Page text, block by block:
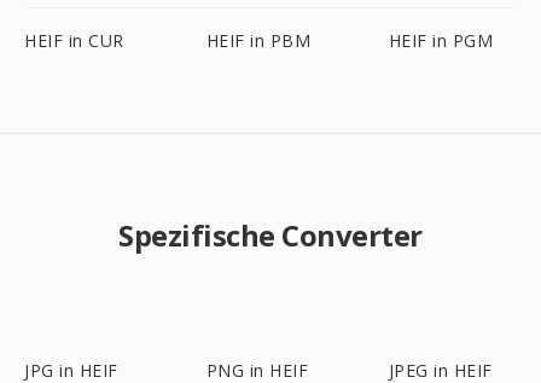
HEIF in CUR HEIF in PBM HEIF in PGM
Spezifische Converter
JPG in HEIF PNG in HEIF JPEG in HEIF